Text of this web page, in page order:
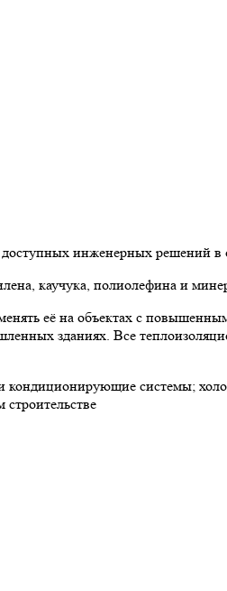
инженерных решений в
каучука, полиолефина и
её на объектах с
зданиях. Все
системы;